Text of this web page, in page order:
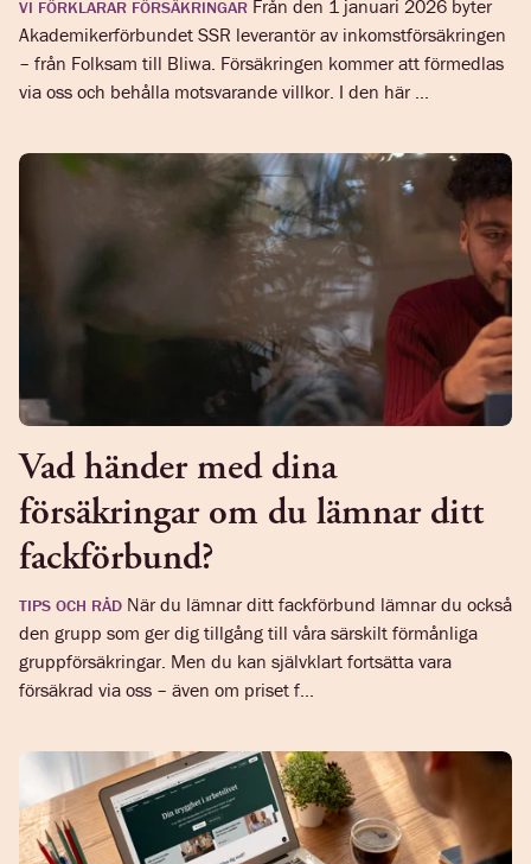
VI FÖRKLARAR FÖRSÄKRINGAR Från den 1 januari 2026 byter
Akademikerförbundet SSR leverantör av inkomstförsäkringen
– från Folksam till Bliwa. Försäkringen kommer att förmedlas
via oss och behålla motsvarande villkor. I den här ...
Vad händer med dina
försäkringar om du lämnar ditt
fackförbund?
TIPS OCH RÅD När du lämnar ditt fackförbund lämnar du också
den grupp som ger dig tillgång till våra särskilt förmånliga
gruppförsäkringar. Men du kan självklart fortsätta vara
försäkrad via oss – även om priset f...